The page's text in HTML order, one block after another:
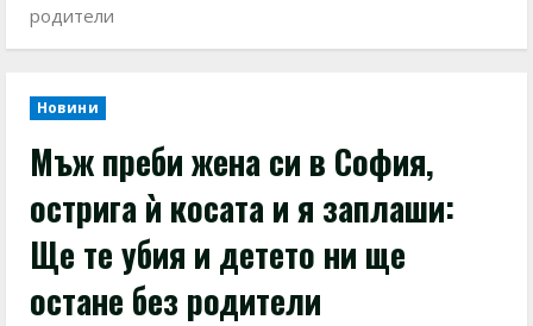
родители
Новини
Мъж преби жена си в София,
острига ѝ косата и я заплаши:
Ще те убия и детето ни ще
остане без родители